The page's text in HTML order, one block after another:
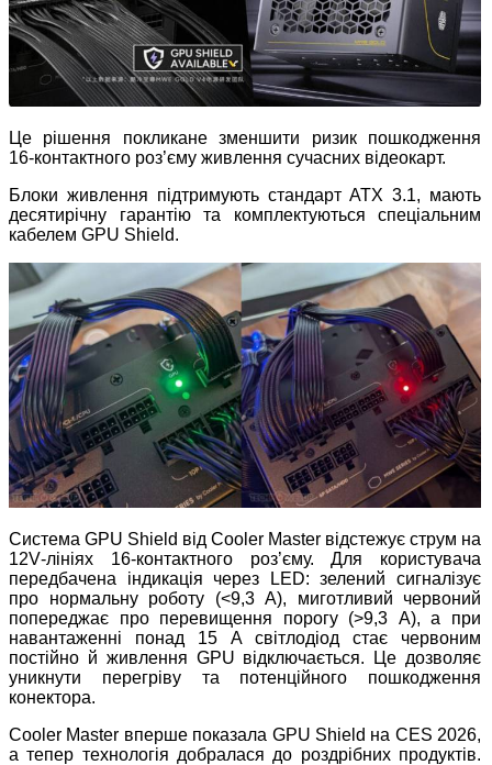
Це рішення покликане зменшити ризик пошкодження
16‑контактного роз’єму живлення сучасних відеокарт.
Блоки живлення підтримують стандарт ATX 3.1, мають
десятирічну гарантію та комплектуються спеціальним
кабелем GPU Shield.
Система GPU Shield від Cooler Master відстежує струм на
12V‑лініях 16‑контактного роз’єму. Для користувача
передбачена індикація через LED: зелений сигналізує
про нормальну роботу (<9,3 А), миготливий червоний
попереджає про перевищення порогу (>9,3 А), а при
навантаженні понад 15 А світлодіод стає червоним
постійно й живлення GPU відключається. Це дозволяє
уникнути перегріву та потенційного пошкодження
конектора.
Cooler Master вперше показала GPU Shield на CES 2026,
а тепер технологія добралася до роздрібних продуктів.